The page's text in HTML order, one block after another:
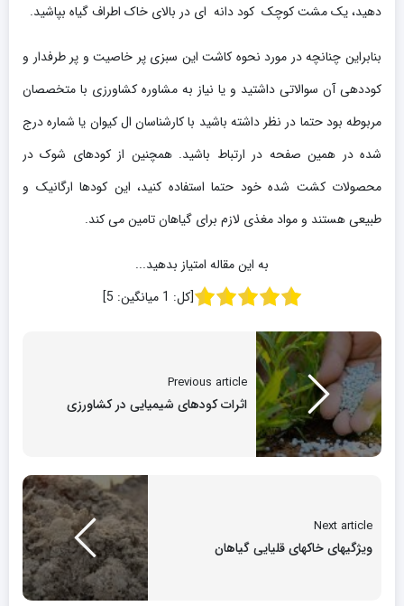
دهید، یک مشت کوچک کود دانه ای در بالای خاک اطراف گیاه بپاشید.
بنابراین چنانچه در مورد نحوه کاشت این سبزی پر خاصیت و پر طرفدار و
کوددهی آن سوالاتی داشتید و یا نیاز به مشاوره کشاورزی با متخصصان
مربوطه بود حتما در نظر داشته باشید با کارشناسان ال کیوان یا شماره درج
شده در همین صفحه در ارتباط باشید. همچنین از کودهای شوک در
محصولات کشت شده خود حتما استفاده کنید، این کودها ارگانیک و
طبیعی هستند و مواد مغذی لازم برای گیاهان تامین می کند.
به این مقاله امتیاز بدهید...
[کل: 1 میانگین: 5
]
Previous article
اثرات کودهای شیمیایی در کشاورزی
Next article
ویژگیهای خاکهای قلیایی گیاهان